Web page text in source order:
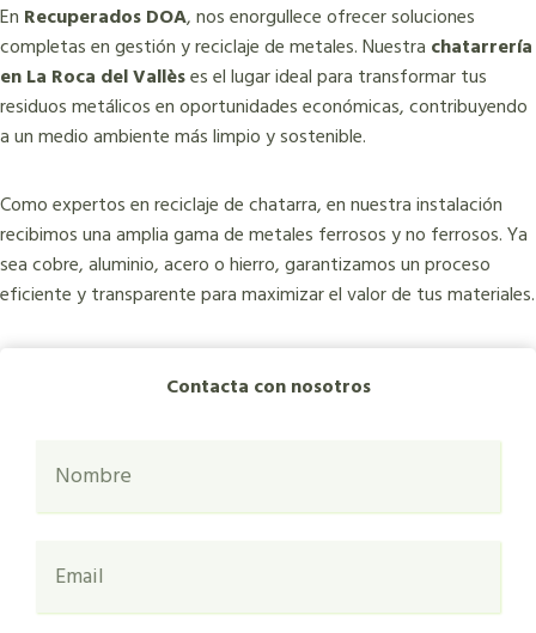
Contacta con nosotros
En Recuperados DOA, nos enorgullece ofrecer soluciones
completas en gestión y reciclaje de metales. Nuestra chatarrería
en La Roca del Vallèses el lugar ideal para transformar tus
residuos metálicos en oportunidades económicas, contribuyendo
a un medio ambiente más limpio y sostenible.
Como expertos en reciclaje de chatarra, en nuestra instalación
recibimos una amplia gama de metales ferrosos y no ferrosos. Ya
sea cobre, aluminio, acero o hierro, garantizamos un proceso
eficiente y transparente para maximizar el valor de tus materiales.